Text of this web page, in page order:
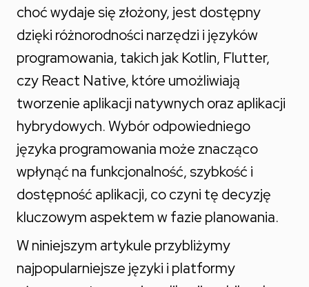
choć wydaje się złożony, jest dostępny
dzięki różnorodności narzędzi i języków
programowania, takich jak Kotlin, Flutter,
czy React Native, które umożliwiają
tworzenie aplikacji natywnych oraz aplikacji
hybrydowych. Wybór odpowiedniego
języka programowania może znacząco
wpłynąć na funkcjonalność, szybkość i
dostępność aplikacji, co czyni tę decyzję
kluczowym aspektem w fazie planowania.
W niniejszym artykule przybliżymy
najpopularniejsze języki i platformy